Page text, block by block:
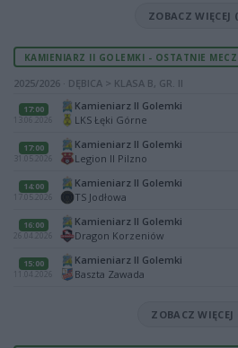
ZOBACZ WIĘCEJ
KAMIENIARZ II GOLEMKI - OSTATNIE
2025/2026 · DĘBICA > KLASA B, GR. II
17:00
13.06.2026
Kamieniarz II Golemki
LKS Łęki Górne
17:00
31.05.2026
Kamieniarz II Golemki
Legion II Pilzno
14:00
17.05.2026
Kamieniarz II Golemki
TS Jodłowa
16:00
26.04.2026
Kamieniarz II Golemki
Dragon Korzeniów
15:00
11.04.2026
Kamieniarz II Golemki
Baszta Zawada
ZOBACZ WIĘCEJ